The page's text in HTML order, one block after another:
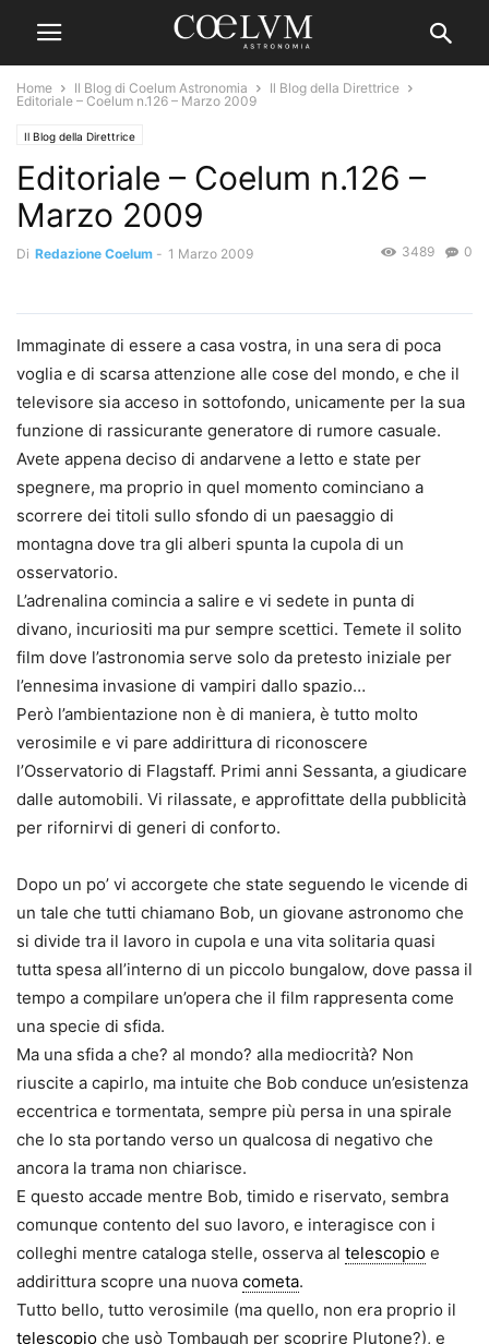
Home Il Blog di Coelum Astronomia
Il Blog della Direttrice
Editoriale – Coelum n.126 – Marzo 2009
Il Blog della Direttrice
Editoriale – Coelum n.126 –
Marzo 2009
Di Redazione Coelum - 1 Marzo 2009 0
3489
Immaginate di essere a casa vostra, in una sera di poca
voglia e di scarsa attenzione alle cose del mondo, e che il
televisore sia acceso in sottofondo, unicamente per la sua
funzione di rassicurante generatore di rumore casuale.
Avete appena deciso di andarvene a letto e state per
spegnere, ma proprio in quel momento cominciano a
scorrere dei titoli sullo sfondo di un paesaggio di
montagna dove tra gli alberi spunta la cupola di un
osservatorio.
L’adrenalina comincia a salire e vi sedete in punta di
divano, incuriositi ma pur sempre scettici. Temete il solito
film dove l’astronomia serve solo da pretesto iniziale per
l’ennesima invasione di vampiri dallo spazio…
Però l’ambientazione non è di maniera, è tutto molto
verosimile e vi pare addirittura di riconoscere
l’Osservatorio di Flagstaff. Primi anni Sessanta, a giudicare
dalle automobili. Vi rilassate, e approfittate della pubblicità
per rifornirvi di generi di conforto.
Dopo un po’ vi accorgete che state seguendo le vicende di
un tale che tutti chiamano Bob, un giovane astronomo che
si divide tra il lavoro in cupola e una vita solitaria quasi
tutta spesa all’interno di un piccolo bungalow, dove passa il
tempo a compilare un’opera che il film rappresenta come
una specie di sfida.
Ma una sfida a che? al mondo? alla mediocrità? Non
riuscite a capirlo, ma intuite che Bob conduce un’esistenza
eccentrica e tormentata, sempre più persa in una spirale
che lo sta portando verso un qualcosa di negativo che
ancora la trama non chiarisce.
E questo accade mentre Bob, timido e riservato, sembra
comunque contento del suo lavoro, e interagisce con i
colleghi mentre cataloga stelle, osserva al telescopio e
addirittura scopre una nuova cometa.
Tutto bello, tutto verosimile (ma quello, non era proprio il
telescopio che usò Tombaugh per scoprire Plutone?), e